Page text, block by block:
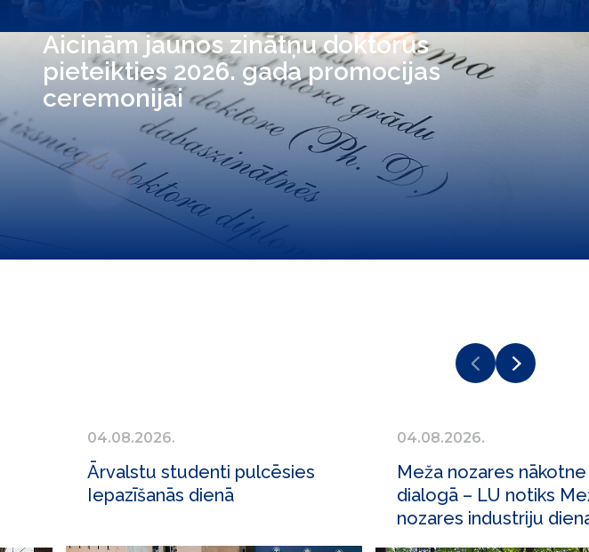
Aicinām jaunos zinātņu doktorus
pieteikties 2026. gada promocijas
ceremonijai
04.08.2026.
Ārvalstu studenti pulcēsies
Iepazīšanās dienā
04.08.2026.
Meža nozares nākotne
dialogā – LU notiks
nozares industriju